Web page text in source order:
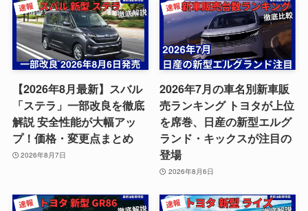
【2026年8月最新】スバル
「ステラ」一部改良を徹底
解説 安全性能が大幅アッ
プ！価格・変更点まとめ
2026年8月7日
2026年7月の車名別新車販
売ランキング トヨタが上位
を席巻、日産の新型エルグ
ランド・キックスが注目の
登場
2026年8月6日